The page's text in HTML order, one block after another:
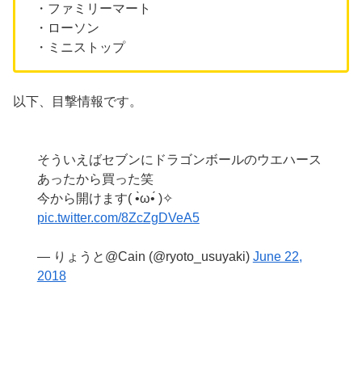
・ファミリーマート
・ローソン
・ミニストップ
以下、目撃情報です。
そういえばセブンにドラゴンボールのウエハース
あったから買った笑
今から開けます( •̀ω•́ )✧
pic.twitter.com/8ZcZgDVeA5
— りょうと@Cain (@ryoto_usuyaki) June 22,
2018